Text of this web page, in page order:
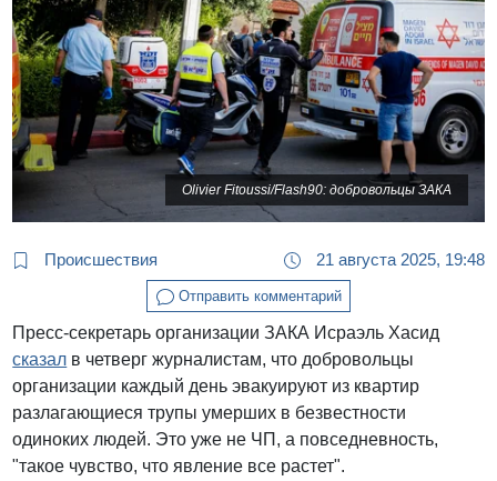
Olivier Fitoussi/Flash90: добровольцы ЗАКА
Происшествия 21 августа 2025, 19:48
Отправить комментарий
Пресс-секретарь организации ЗАКА Исраэль Хасид
сказал в четверг журналистам, что добровольцы
организации каждый день эвакуируют из квартир
разлагающиеся трупы умерших в безвестности
одиноких людей. Это уже не ЧП, а повседневность,
"такое чувство, что явление все растет".